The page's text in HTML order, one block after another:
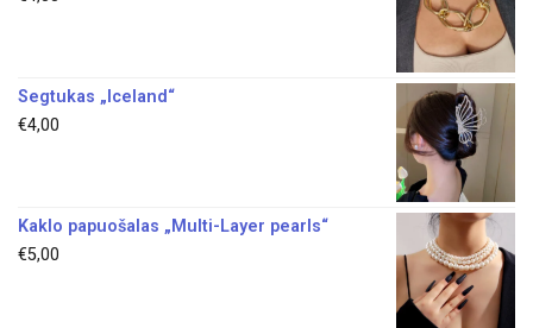
Segtukas „Iceland“
€4,00
Kaklo papuošalas „Multi-Layer pearls“
€5,00